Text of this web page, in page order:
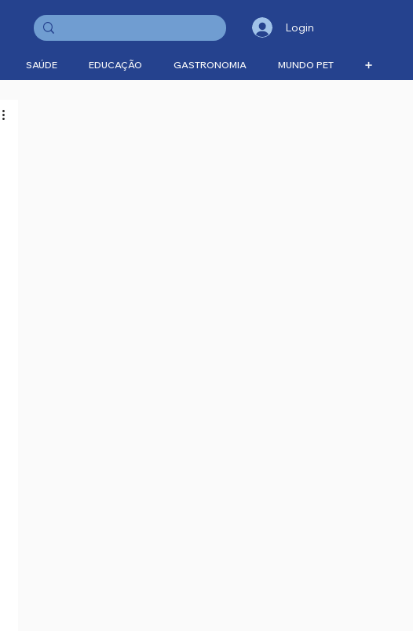
Login
SAÚDE EDUCAÇÃO GASTRONOMIA MUNDO PET ➕